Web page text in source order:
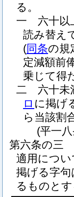
る。
一
六十
読み替え
(同条の規
定減額前
乗じて得
二
六十
ロ に掲げ
ら当該割
(平一
第六条の三
適用につ
掲げる字
るものと